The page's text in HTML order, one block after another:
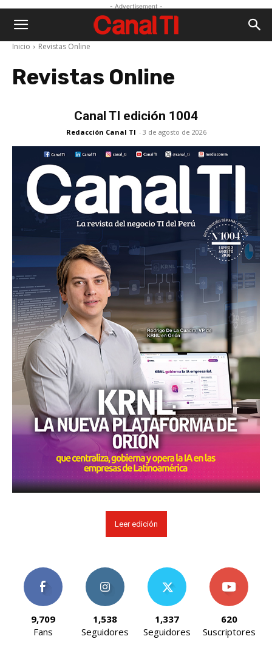
- Advertisement -
Inicio Revistas Online
Revistas Online
Canal TI edición 1004
Redacción Canal TI - 3 de agosto de 2026
Leer edición
9,709
Fans
1,538
Seguidores
1,337
Seguidores
620
Suscriptores